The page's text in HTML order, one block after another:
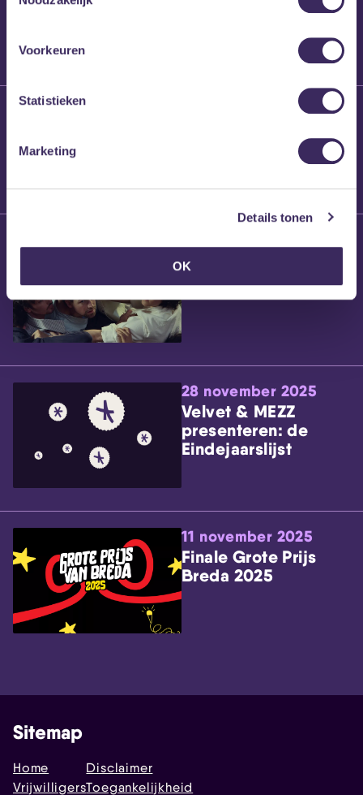
Voorkeuren
Statistieken
Marketing
Details tonen
OK
Brennt Vanneste
Willem’s Blog: Ão
28 november 2025
Velvet & MEZZ
presenteren: de
Eindejaarslijst
11 november 2025
Finale Grote Prijs
Breda 2025
Sitemap
Home
Vrijwilligers
Disclaimer
Toegankelijkheid